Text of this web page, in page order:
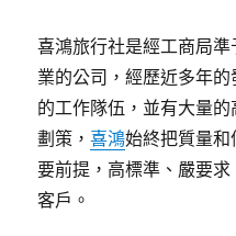
喜鴻旅行社是經工商局
業的公司，經歷近多年
的工作隊伍，並有大量
劃策，喜鴻始終把質量
要前提，高標準、嚴要
客戶。